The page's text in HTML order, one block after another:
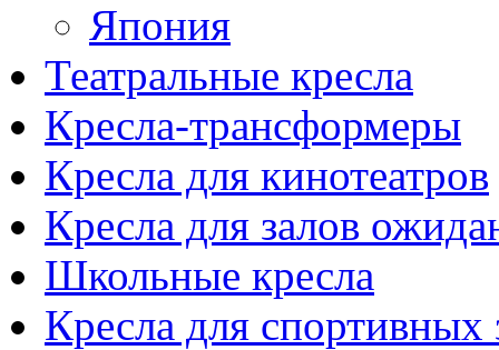
Япония
Театральные кресла
Кресла-трансформеры
Кресла для кинотеатров
Кресла для залов
Школьные кресла
Кресла для спортивных